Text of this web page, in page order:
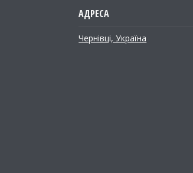
Чернівці, Україна